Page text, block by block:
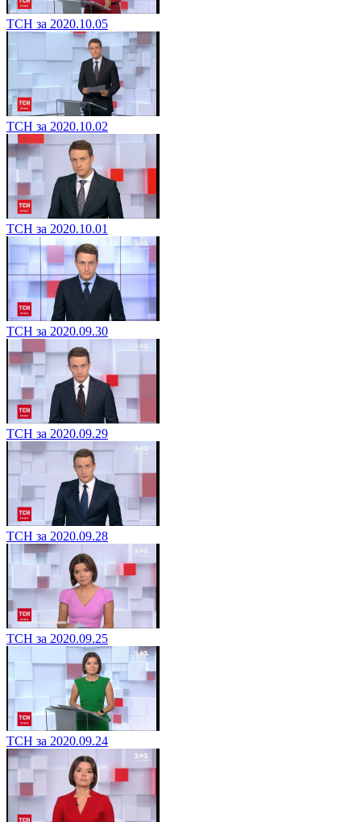
ТСН за 2020.10.05
ТСН за 2020.10.02
ТСН за 2020.10.01
ТСН за 2020.09.30
ТСН за 2020.09.29
ТСН за 2020.09.28
ТСН за 2020.09.25
ТСН за 2020.09.24